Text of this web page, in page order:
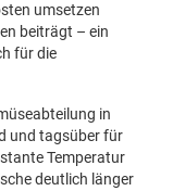
umsetzen
beiträgt – ein
für die
in
und tagsüber für
Temperatur
deutlich länger